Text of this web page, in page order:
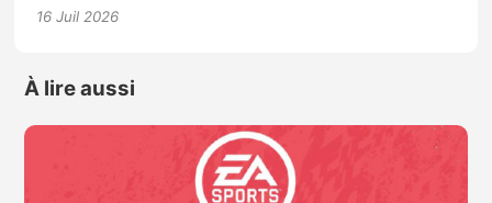
16 Juil 2026
À lire aussi